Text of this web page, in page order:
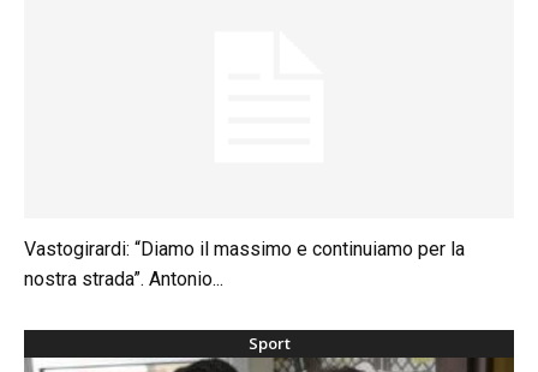
Vastogirardi: “Diamo il massimo e continuiamo per la
nostra strada”. Antonio...
Sport